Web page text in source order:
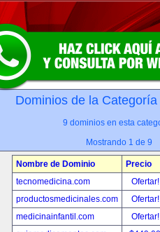
Dominios de la
9 dominios en esta
Mostrando 1 de 9
Nombre de Dominio
Precio
tecnomedicina.com
productosmedicinales.com
medicinainfantil.com